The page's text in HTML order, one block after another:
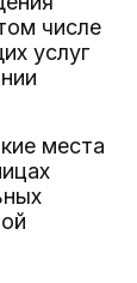
числе
услуг
места